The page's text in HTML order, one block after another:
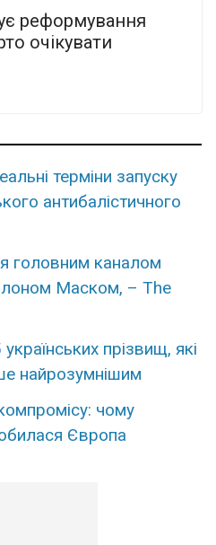
реформування
очікувати
терміни запуску
антибалістичного
головним каналом
Ілоном Маском, – The
прізвищ, які
найрозумнішим
чому
Європа